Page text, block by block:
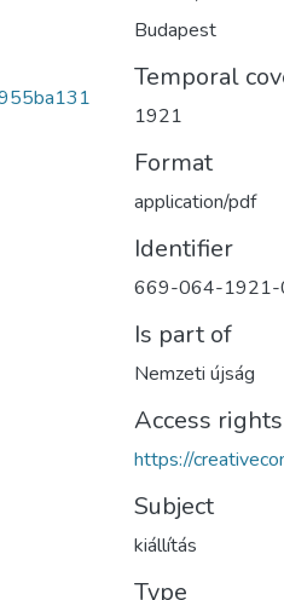
Budapest
Temporal
1921
Format
application/pdf
Identifier
669-064-1921-
Is part of
Nemzeti újság
Access rights
https://
Subject
kiállítás
Type